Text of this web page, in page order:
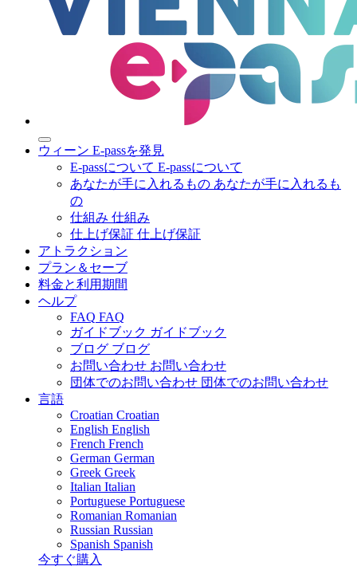
ウィーン E-passを発見
E-passについて E-passについて
あなたが手に入れるもの あなたが手に入れるも
の
仕組み 仕組み
仕上げ保証 仕上げ保証
アトラクション
プラン＆セーブ
料金と利用期間
ヘルプ
FAQ FAQ
ガイドブック ガイドブック
ブログ ブログ
お問い合わせ お問い合わせ
団体でのお問い合わせ 団体でのお問い合わせ
言語
Croatian Croatian
English English
French French
German German
Greek Greek
Italian Italian
Portuguese Portuguese
Romanian Romanian
Russian Russian
Spanish Spanish
今すぐ購入